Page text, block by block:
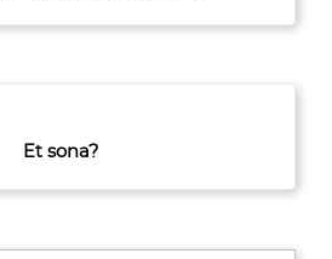
Et sona?